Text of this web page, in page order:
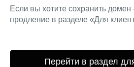
Если вы хотите сохранить
продление в разделе «Для
Перейти в раздел